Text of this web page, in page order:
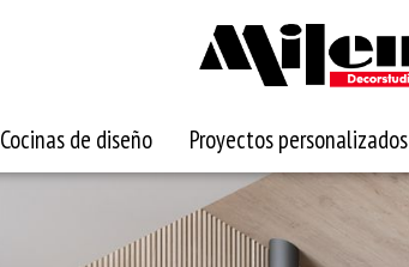
Cocinas de diseño Proyectos personalizados